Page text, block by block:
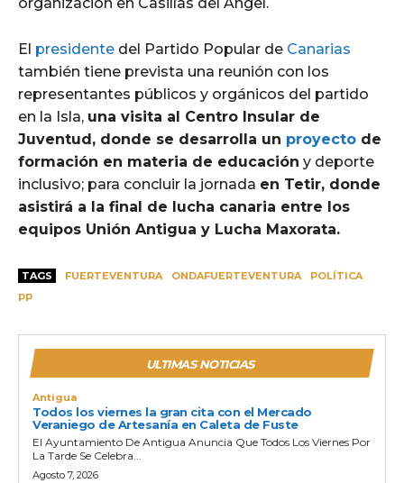
El presidente del Partido Popular de Canarias
también tiene prevista una reunión con los
representantes públicos y orgánicos del partido
en la Isla, una visita al Centro Insular de
Juventud, donde se desarrolla un proyecto de
formación en materia de educación y deporte
inclusivo; para concluir la jornada en Tetir, donde
asistirá a la final de lucha canaria entre los
equipos Unión Antigua y Lucha Maxorata.
TAGS FUERTEVENTURA ONDAFUERTEVENTURA
POLÍTICA
PP
ULTIMAS NOTICIAS
Antigua
Todos los viernes la gran cita con el Mercado
Veraniego de Artesanía en Caleta de Fuste
El Ayuntamiento De Antigua Anuncia Que Todos Los Viernes Por
La Tarde Se Celebra...
Agosto 7, 2026